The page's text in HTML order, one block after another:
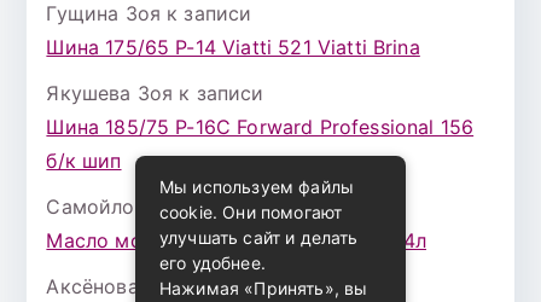
Гущина Зоя к записи
Шина 175/65 Р-14 Viatti 521 Viatti Brina
Якушева Зоя к записи
Шина 185/75 Р-16С Forward Professional 156
б/к шип
Самойлова Забавак записи
Масло моторное ZIC X7 (A+) 10W30 4л
Аксёнова Адельк записи
Мы используем файлы
cookie. Они помогают
улучшать сайт и делать
его удобнее.
Нажимая «Принять», вы